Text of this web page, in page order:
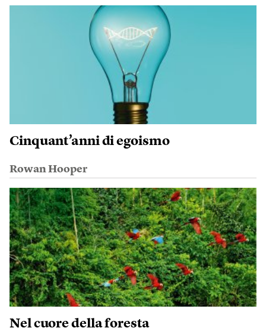
Cinquant’anni di egoismo
Rowan Hooper
Nel cuore della foresta